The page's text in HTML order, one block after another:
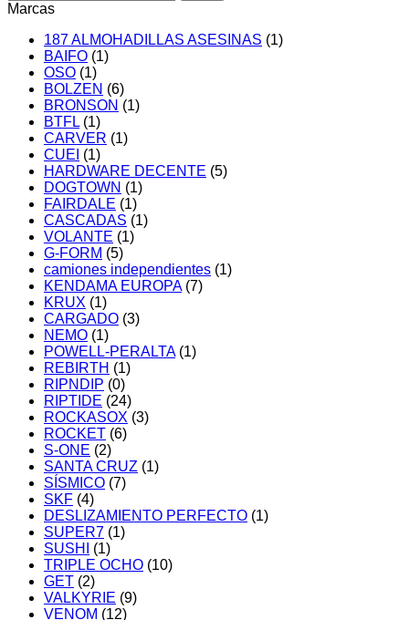
Marcas
187 ALMOHADILLAS ASESINAS (1)
BAIFO (1)
OSO (1)
BOLZEN (6)
BRONSON (1)
BTFL (1)
CARVER (1)
CUEI (1)
HARDWARE DECENTE (5)
DOGTOWN (1)
FAIRDALE (1)
CASCADAS (1)
VOLANTE (1)
G-FORM (5)
camiones independientes (1)
KENDAMA EUROPA (7)
KRUX (1)
CARGADO (3)
NEMO (1)
POWELL-PERALTA (1)
REBIRTH (1)
RIPNDIP (0)
RIPTIDE (24)
ROCKASOX (3)
ROCKET (6)
S-ONE (2)
SANTA CRUZ (1)
SÍSMICO (7)
SKF (4)
DESLIZAMIENTO PERFECTO (1)
SUPER7 (1)
SUSHI
(1)
TRIPLE OCHO (10)
GET (2)
VALKYRIE (9)
VENOM (12)